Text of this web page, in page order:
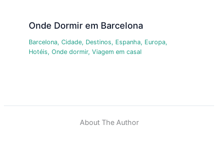
Onde Dormir em Barcelona
Barcelona, Cidade, Destinos, Espanha, Europa,
Hotéis, Onde dormir, Viagem em casal
About The Author